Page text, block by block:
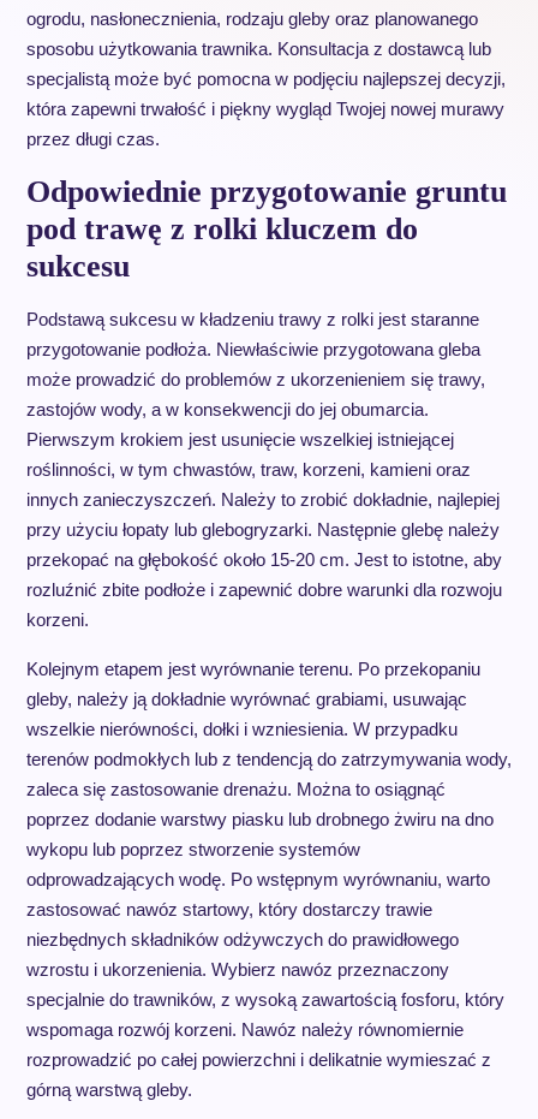
ogrodu, nasłonecznienia, rodzaju gleby oraz planowanego
sposobu użytkowania trawnika. Konsultacja z dostawcą lub
specjalistą może być pomocna w podjęciu najlepszej decyzji,
która zapewni trwałość i piękny wygląd Twojej nowej murawy
przez długi czas.
Odpowiednie przygotowanie gruntu
pod trawę z rolki kluczem do
sukcesu
Podstawą sukcesu w kładzeniu trawy z rolki jest staranne
przygotowanie podłoża. Niewłaściwie przygotowana gleba
może prowadzić do problemów z ukorzenieniem się trawy,
zastojów wody, a w konsekwencji do jej obumarcia.
Pierwszym krokiem jest usunięcie wszelkiej istniejącej
roślinności, w tym chwastów, traw, korzeni, kamieni oraz
innych zanieczyszczeń. Należy to zrobić dokładnie, najlepiej
przy użyciu łopaty lub glebogryzarki. Następnie glebę należy
przekopać na głębokość około 15-20 cm. Jest to istotne, aby
rozluźnić zbite podłoże i zapewnić dobre warunki dla rozwoju
korzeni.
Kolejnym etapem jest wyrównanie terenu. Po przekopaniu
gleby, należy ją dokładnie wyrównać grabiami, usuwając
wszelkie nierówności, dołki i wzniesienia. W przypadku
terenów podmokłych lub z tendencją do zatrzymywania wody,
zaleca się zastosowanie drenażu. Można to osiągnąć
poprzez dodanie warstwy piasku lub drobnego żwiru na dno
wykopu lub poprzez stworzenie systemów
odprowadzających wodę. Po wstępnym wyrównaniu, warto
zastosować nawóz startowy, który dostarczy trawie
niezbędnych składników odżywczych do prawidłowego
wzrostu i ukorzenienia. Wybierz nawóz przeznaczony
specjalnie do trawników, z wysoką zawartością fosforu, który
wspomaga rozwój korzeni. Nawóz należy równomiernie
rozprowadzić po całej powierzchni i delikatnie wymieszać z
górną warstwą gleby.